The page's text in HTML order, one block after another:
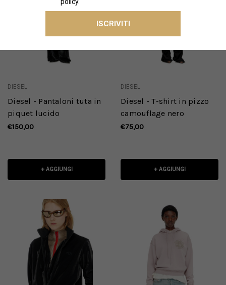
DIESEL
Diesel - Pantaloni tuta in
piquet lucido
€150,00
+ AGGIUNGI
DIESEL
Diesel - T-shirt in pizzo
camouflage nero
€75,00
+ AGGIUNGI